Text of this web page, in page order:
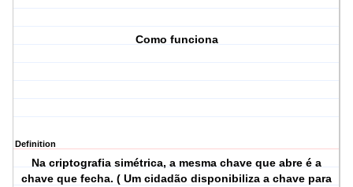
Como funciona
Definition
Na criptografia simétrica, a mesma chave que abre é a
chave que fecha. ( Um cidadão disponibiliza a chave para